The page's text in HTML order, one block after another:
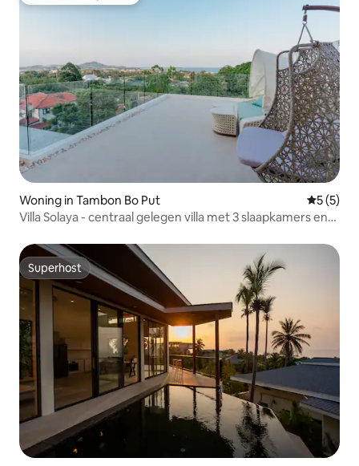
Woning in Tambon Bo Put
5 (5)
Villa Solaya - centraal gelegen villa met 3 slaapkamers en
Superhost
Superhost